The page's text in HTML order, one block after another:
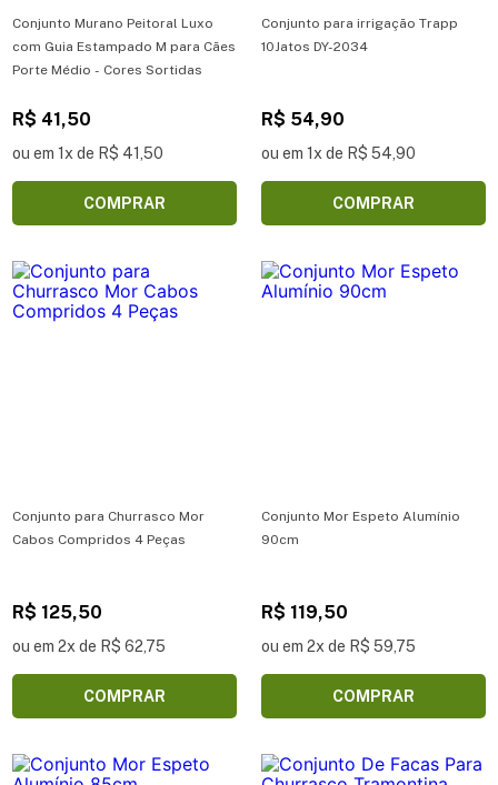
Conjunto Murano Peitoral Luxo
com Guia Estampado M para Cães
Porte Médio - Cores Sortidas
R$ 41,50
ou em 1x de R$ 41,50
COMPRAR
Conjunto para irrigação Trapp
10Jatos DY-2034
R$ 54,90
ou em 1x de R$ 54,90
COMPRAR
Conjunto para Churrasco Mor
Cabos Compridos 4 Peças
R$ 125,50
ou em 2x de R$ 62,75
COMPRAR
Conjunto Mor Espeto Alumínio
90cm
R$ 119,50
ou em 2x de R$ 59,75
COMPRAR